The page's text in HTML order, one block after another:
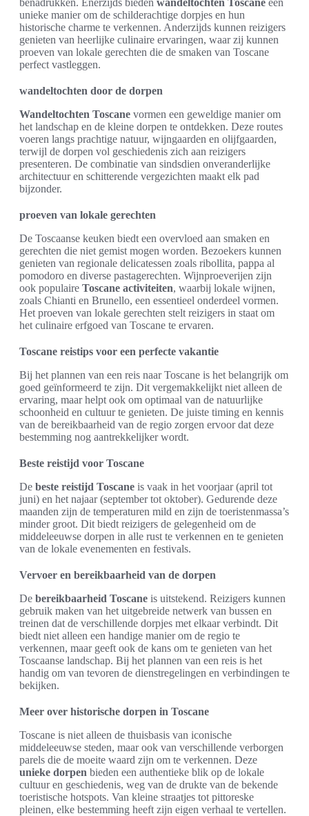
benadrukken. Enerzijds bieden wandeltochten Toscane een
unieke manier om de schilderachtige dorpjes en hun
historische charme te verkennen. Anderzijds kunnen reizigers
genieten van heerlijke culinaire ervaringen, waar zij kunnen
proeven van lokale gerechten die de smaken van Toscane
perfect vastleggen.
wandeltochten door de dorpen
Wandeltochten Toscane vormen een geweldige manier om
het landschap en de kleine dorpen te ontdekken. Deze routes
voeren langs prachtige natuur, wijngaarden en olijfgaarden,
terwijl de dorpen vol geschiedenis zich aan reizigers
presenteren. De combinatie van sindsdien onveranderlijke
architectuur en schitterende vergezichten maakt elk pad
bijzonder.
proeven van lokale gerechten
De Toscaanse keuken biedt een overvloed aan smaken en
gerechten die niet gemist mogen worden. Bezoekers kunnen
genieten van regionale delicatessen zoals ribollita, pappa al
pomodoro en diverse pastagerechten. Wijnproeverijen zijn
ook populaire Toscane activiteiten, waarbij lokale wijnen,
zoals Chianti en Brunello, een essentieel onderdeel vormen.
Het proeven van lokale gerechten stelt reizigers in staat om
het culinaire erfgoed van Toscane te ervaren.
Toscane reistips voor een perfecte vakantie
Bij het plannen van een reis naar Toscane is het belangrijk om
goed geïnformeerd te zijn. Dit vergemakkelijkt niet alleen de
ervaring, maar helpt ook om optimaal van de natuurlijke
schoonheid en cultuur te genieten. De juiste timing en kennis
van de bereikbaarheid van de regio zorgen ervoor dat deze
bestemming nog aantrekkelijker wordt.
Beste reistijd voor Toscane
De beste reistijd Toscane is vaak in het voorjaar (april tot
juni) en het najaar (september tot oktober). Gedurende deze
maanden zijn de temperaturen mild en zijn de toeristenmassa’s
minder groot. Dit biedt reizigers de gelegenheid om de
middeleeuwse dorpen in alle rust te verkennen en te genieten
van de lokale evenementen en festivals.
Vervoer en bereikbaarheid van de dorpen
De bereikbaarheid Toscane is uitstekend. Reizigers kunnen
gebruik maken van het uitgebreide netwerk van bussen en
treinen dat de verschillende dorpjes met elkaar verbindt. Dit
biedt niet alleen een handige manier om de regio te
verkennen, maar geeft ook de kans om te genieten van het
Toscaanse landschap. Bij het plannen van een reis is het
handig om van tevoren de dienstregelingen en verbindingen te
bekijken.
Meer over historische dorpen in Toscane
Toscane is niet alleen de thuisbasis van iconische
middeleeuwse steden, maar ook van verschillende verborgen
parels die de moeite waard zijn om te verkennen. Deze
unieke dorpen bieden een authentieke blik op de lokale
cultuur en geschiedenis, weg van de drukte van de bekende
toeristische hotspots. Van kleine straatjes tot pittoreske
pleinen, elke bestemming heeft zijn eigen verhaal te vertellen.